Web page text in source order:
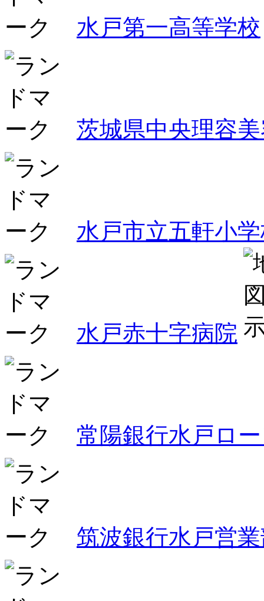
水戸第一高等学校
茨城県中央理容
水戸市立五軒小
水戸赤十字病院
常陽銀行水戸ロ
筑波銀行水戸営